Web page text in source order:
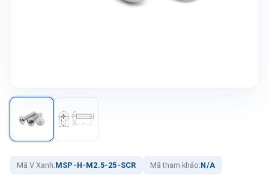
Mã V Xanh:MSP-H-M2.5-25-SCR Mã tham khảo:N/A